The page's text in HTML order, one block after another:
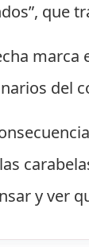
que
del
y ver